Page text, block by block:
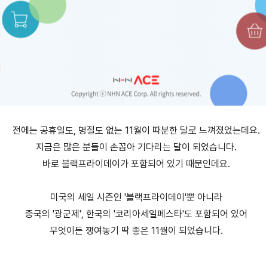
전에는 공휴일도, 명절도 없는 11월이 따분한 달로 느껴졌었는데요.
지금은 많은 분들이 손꼽아 기다리는 달이 되었습니다.
바로 블랙프라이데이가 포함되어 있기 때문인데요.
미국의 세일 시즌인 '블랙프라이데이'뿐 아니라
중국의 '광군제', 한국의 '코리아세일페스타'도 포함되어 있어
무엇이든 쟁여놓기 딱 좋은 11월이 되었습니다.